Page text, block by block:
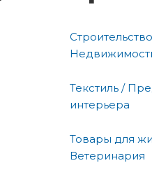
Текстиль /
интерьера
Товары для
Ветеринария